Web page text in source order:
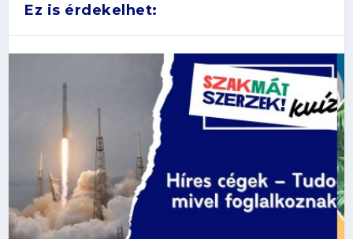
Ez is érdekelhet: